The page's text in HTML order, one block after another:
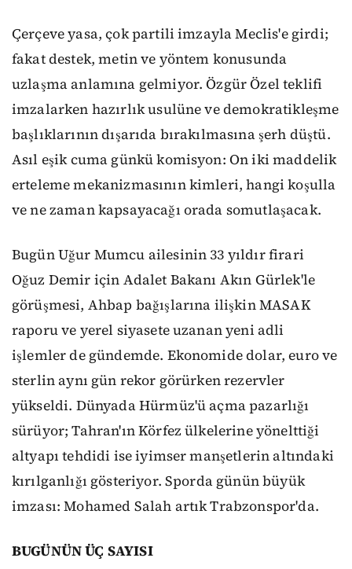
Çerçeve yasa, çok partili imzayla Meclis'e girdi;
fakat destek, metin ve yöntem konusunda
uzlaşma anlamına gelmiyor. Özgür Özel teklifi
imzalarken hazırlık usulüne ve demokratikleşme
başlıklarının dışarıda bırakılmasına şerh düştü.
Asıl eşik cuma günkü komisyon: On iki maddelik
erteleme mekanizmasının kimleri, hangi koşulla
ve ne zaman kapsayacağı orada somutlaşacak.
Bugün Uğur Mumcu ailesinin 33 yıldır firari
Oğuz Demir için Adalet Bakanı Akın Gürlek'le
görüşmesi, Ahbap bağışlarına ilişkin MASAK
raporu ve yerel siyasete uzanan yeni adli
işlemler de gündemde. Ekonomide dolar, euro ve
sterlin aynı gün rekor görürken rezervler
yükseldi. Dünyada Hürmüz'ü açma pazarlığı
sürüyor; Tahran'ın Körfez ülkelerine yönelttiği
altyapı tehdidi ise iyimser manşetlerin altındaki
kırılganlığı gösteriyor. Sporda günün büyük
imzası: Mohamed Salah artık Trabzonspor'da.
BUGÜNÜN ÜÇ SAYISI